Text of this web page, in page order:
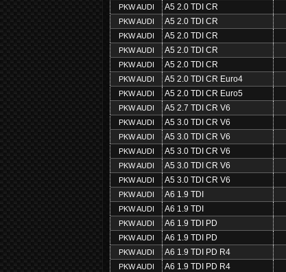
PKW AUDI A5 2.0 TDI CR
PKW AUDI A5 2.0 TDI CR
PKW AUDI A5 2.0 TDI CR
PKW AUDI A5 2.0 TDI CR
PKW AUDI A5 2.0 TDI CR
PKW AUDI A5 2.0 TDI CR Euro4
PKW AUDI A5 2.0 TDI CR Euro5
PKW AUDI A5 2.7 TDI CR V6
PKW AUDI A5 3.0 TDI CR V6
PKW AUDI A5 3.0 TDI CR V6
PKW AUDI A5 3.0 TDI CR V6
PKW AUDI A5 3.0 TDI CR V6
PKW AUDI A5 3.0 TDI CR V6
PKW AUDI A6 1.9 TDI
PKW AUDI A6 1.9 TDI
PKW AUDI A6 1.9 TDI PD
PKW AUDI A6 1.9 TDI PD
PKW AUDI A6 1.9 TDI PD R4
PKW AUDI A6 1.9 TDI PD R4